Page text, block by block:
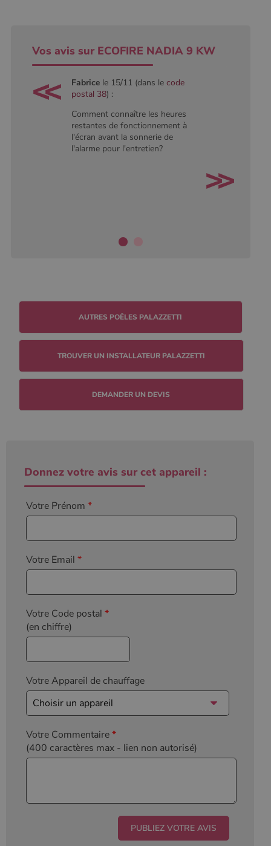
Vos avis sur ECOFIRE NADIA 9 KW
Fabrice le 15/11 (dans lecode
postal 38) :
Comment connaître les heures
restantes de fonctionnement à
l'écran avant la sonnerie de
l'alarme pour l'entretien?
TROUVER UN INSTALLATEUR PALAZZETTI
DEMANDER UN DEVIS
Donnez votre avis sur cet appareil :
Votre Prénom *
Votre Email *
Votre Code postal *
(en chiffre)
Votre Appareil de chauffage
Votre Commentaire*
(400 caractères max - lien non autorisé)